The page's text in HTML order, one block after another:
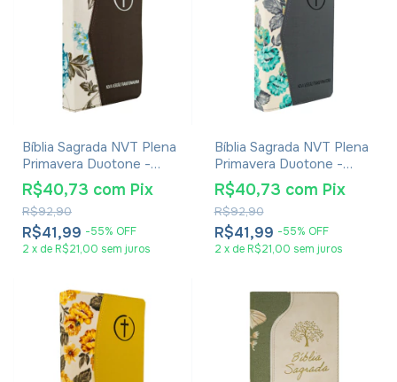
Bíblia Sagrada NVT Plena
Primavera Duotone -
Capa Luxo Tecido Café
R$41,99 -55% OFF
R$92,90
R$40,73 com Pix
2 x de R$21,00 sem juros
Bíblia Sagrada NVT Plena
Primavera Duotone -
Capa Luxo Tecido Verde
e Cinza
R$41,99 -55% OFF
R$92,90
R$40,73 com Pix
2 x de R$21,00 sem juros